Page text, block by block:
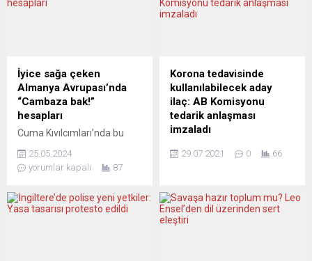
İyice sağa çeken
Almanya Avrupası’nda
“Cambaza bak!”
hesapları
Cuma Kıvılcımları’nda bu
Almanya’nın artık ana akım
medyanın manşetlerine de
ve bu çıkmazın hangi yeni
gelişmeleri tetikleyeceği…
25.05.2024
yorumlar kapalı
87
Korona tedavisinde
kullanılabilecek aday
ilaç: AB Komisyonu
tedarik anlaşması
imzaladı
Komisyonu, yeni tip
için İngiltere merkezli ilaç
şirketi Glaxo Smith Kline ile
29.07.2021 0 66